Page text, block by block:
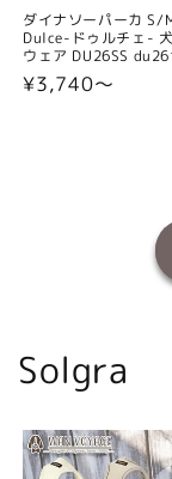
ダイナソーパーカ
Dulce-ドゥルチェ-
ウェア DU26SS
通
¥3,740〜
Solgra